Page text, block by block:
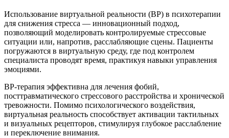
Использование виртуальной реальности (ВР) в психотерапии
для снижения стресса — инновационный подход,
позволяющий моделировать контролируемые стрессовые
ситуации или, напротив, расслабляющие сцены. Пациенты
погружаются в виртуальную среду, где под контролем
специалиста проводят время, практикуя навыки управления
эмоциями.
ВР-терапия эффективна для лечения фобий,
посттравматического стрессового расстройства и хронической
тревожности. Помимо психологического воздействия,
виртуальная реальность способствует активации тактильных
и визуальных рецепторов, стимулируя глубокое расслабление
и переключение внимания.